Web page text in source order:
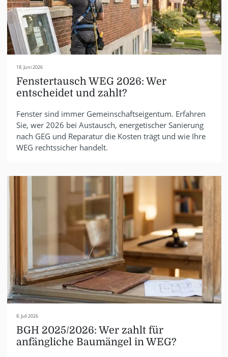
18. Juni 2026
Fenstertausch WEG 2026: Wer
entscheidet und zahlt?
Fenster sind immer Gemeinschaftseigentum. Erfahren
Sie, wer 2026 bei Austausch, energetischer Sanierung
nach GEG und Reparatur die Kosten trägt und wie Ihre
WEG rechtssicher handelt.
8. Juli 2026
BGH 2025/2026: Wer zahlt für
anfängliche Baumängel in WEG?